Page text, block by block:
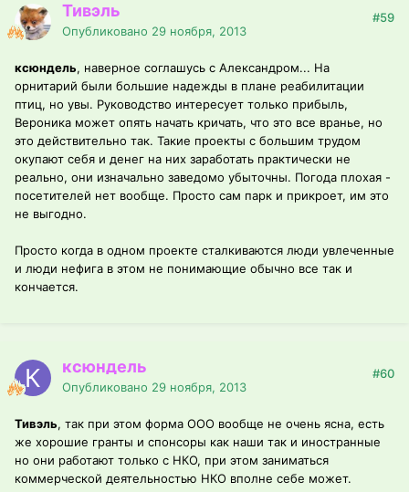
Тивэль
Опубликовано 29 ноября, 2013
#59
ксюндель, наверное соглашусь с Александром... На
орнитарий были большие надежды в плане реабилитации
птиц, но увы. Руководство интересует только прибыль,
Вероника может опять начать кричать, что это все вранье, но
это действительно так. Такие проекты с большим трудом
окупают себя и денег на них заработать практически не
реально, они изначально заведомо убыточны. Погода плохая -
посетителей нет вообще. Просто сам парк и прикроет, им это
не выгодно.
Просто когда в одном проекте сталкиваются люди увлеченные
и люди нефига в этом не понимающие обычно все так и
кончается.
ксюндель
Опубликовано 29 ноября, 2013
#60
Тивэль, так при этом форма ООО вообще не очень ясна, есть
же хорошие гранты и спонсоры как наши так и иностранные
но они работают только с НКО, при этом заниматься
коммерческой деятельностью НКО вполне себе может.